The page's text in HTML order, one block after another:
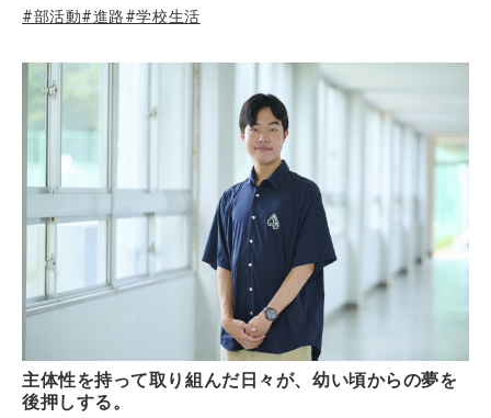
#部活動#進路#学校生活
主体性を持って取り組んだ日々が、幼い頃からの夢を
後押しする。